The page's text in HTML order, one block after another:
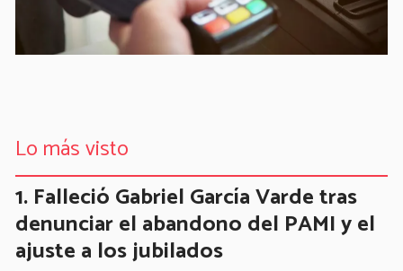
Lo más visto
Falleció Gabriel García Varde tras
denunciar el abandono del PAMI y el
ajuste a los jubilados